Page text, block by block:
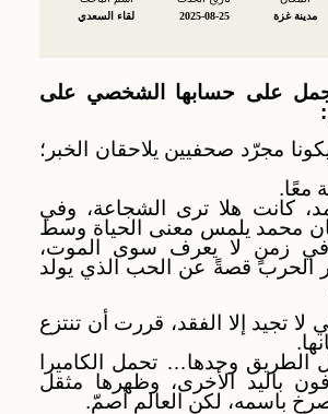
مدينة غزة
2025-08-25
لقاء السعدي
على حسابها الشخصي على
مجرّد صحفيين يلاحقان الخبر؛
معًا.
كانت هلا ترى الشجاعة، وفي
محمد يلمس معنى الحياة وسط
في زمنٍ لا يعرف سوى الموت،
الحرب قصةً عن الحب الذي يولد
لا تجيد إلا الفقد، قررت أن تنتزع
الطريق وحدها… تحمل الكاميرا
باليد الأخرى، وظهرها مثقل
باسمه، لكن العالم أصمّ.